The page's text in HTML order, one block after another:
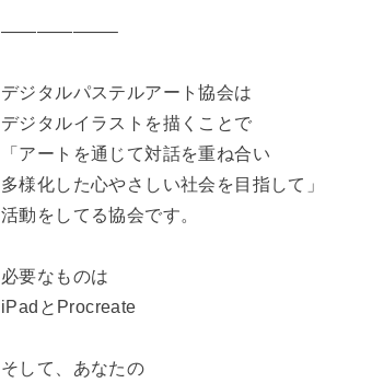
——————–
デジタルパステルアート協会は
デジタルイラストを描くことで
「アートを通じて対話を重ね合い
多様化した心やさしい社会を目指して」
活動をしてる協会です。
必要なものは
iPadとProcreate
そして、あなたの